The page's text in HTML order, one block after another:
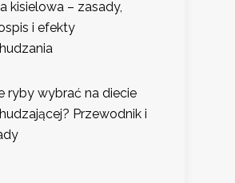
kisielowa – zasady,
i efekty
ryby wybrać na diecie
Przewodnik i